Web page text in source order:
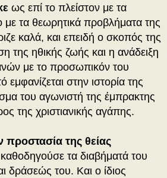
ως επί το πλείστον με τα
τα θεωρητικά προβλήματα της
καλά, και επειδή ο σκοπός της
της ηθικής ζωής και η ανάδειξη
με το προσωπικόν του
στην ιστορία της
του αγωνιστή της έμπρακτης
της χριστιανικής αγάπης.
προστασία της θείας
τα διαβήματά του
δράσεώς του. Και ο ίδιος